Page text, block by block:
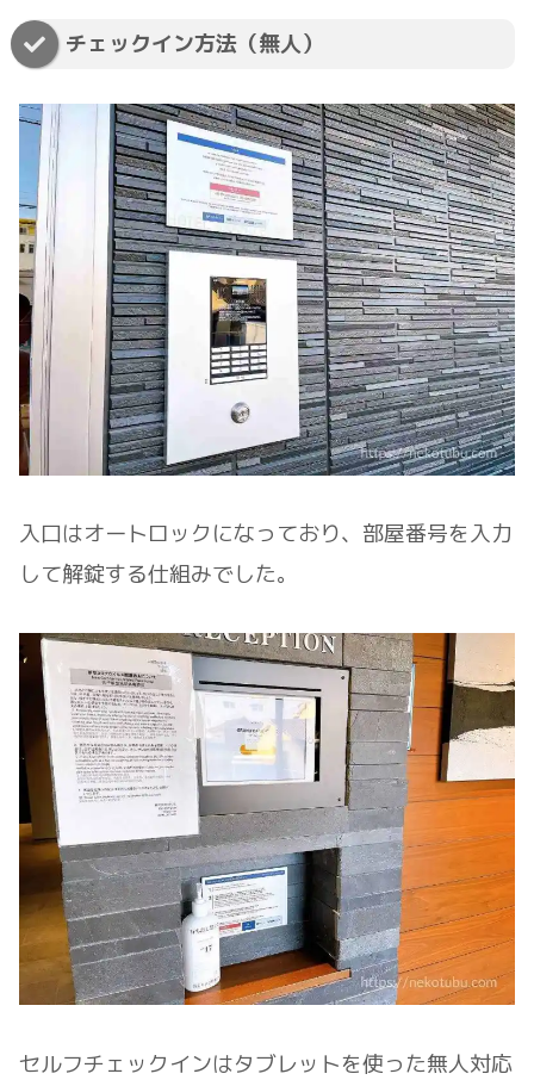
チェックイン方法（無人）
入口はオートロックになっており、部屋番号を入力
して解錠する仕組みでした。
セルフチェックインはタブレットを使った無人対応